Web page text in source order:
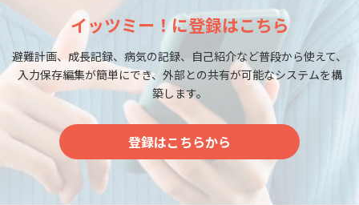
イッツミー！に登録はこちら
避難計画、成長記録、病気の記録、自己紹介など普段から使えて、
入力保存編集が簡単にでき、外部との共有が可能なシステムを構
築します。
登録はこちらから